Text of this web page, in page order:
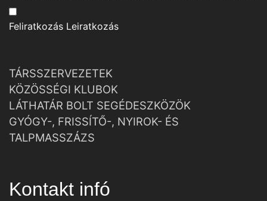
Feliratkozás Leiratkozás
TÁRSSZERVEZETEK
KÖZÖSSÉGI KLUBOK
LÁTHATÁR BOLT SEGÉDESZKÖZÖK
GYÓGY-, FRISSÍTŐ-, NYIROK- ÉS
TALPMASSZÁZS
Kontakt infó